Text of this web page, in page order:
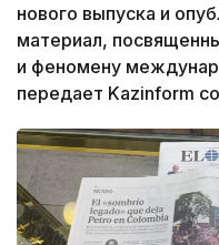
нового выпуска и
материал,
и феномену
передает Kazinform